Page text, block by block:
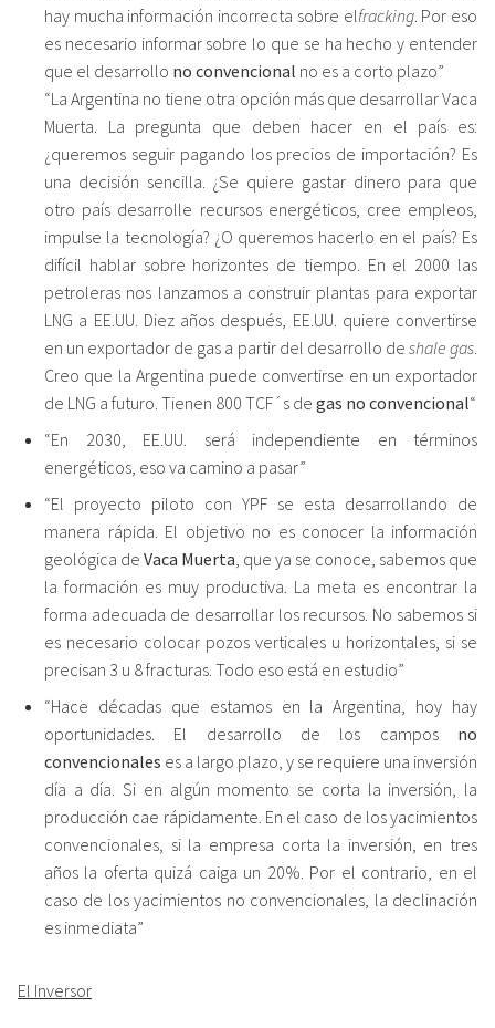
hay mucha información incorrecta sobre elfracking. Por eso
es necesario informar sobre lo que se ha hecho y entender
que el desarrollo no convencional no es a corto plazo”
“La Argentina no tiene otra opción más que desarrollar Vaca
Muerta. La pregunta que deben hacer en el país es:
¿queremos seguir pagando los precios de importación? Es
una decisión sencilla. ¿Se quiere gastar dinero para que
otro país desarrolle recursos energéticos, cree empleos,
impulse la tecnología? ¿O queremos hacerlo en el país? Es
difícil hablar sobre horizontes de tiempo. En el 2000 las
petroleras nos lanzamos a construir plantas para exportar
LNG a EE.UU. Diez años después, EE.UU. quiere convertirse
en un exportador de gas a partir del desarrollo de shale gas
Creo que la Argentina puede convertirse en un exportador
de LNG a futuro. Tienen 800 TCF´s de gas no convencional“
“En 2030, EE.UU. será independiente en términos
energéticos, eso va camino a pasar”
“El proyecto piloto con YPF se esta desarrollando de
manera rápida. El objetivo no es conocer la información
geológica de Vaca Muerta , que ya se conoce, sabemos que
la formación es muy productiva. La meta es encontrar la
forma adecuada de desarrollar los recursos. No sabemos si
es necesario colocar pozos verticales u horizontales, si se
precisan 3 u 8 fracturas. Todo eso está en estudio”
“Hace décadas que estamos en la Argentina, hoy hay
oportunidades. El desarrollo de los camposno
convencionales es a largo plazo, y se requiere una inversión
día a día. Si en algún momento se corta la inversión, la
producción cae rápidamente. En el caso de los yacimientos
convencionales, si la empresa corta la inversión, en tres
años la oferta quizá caiga un 20%. Por el contrario, en el
caso de los yacimientos no convencionales, la declinación
es inmediata”
El Inversor